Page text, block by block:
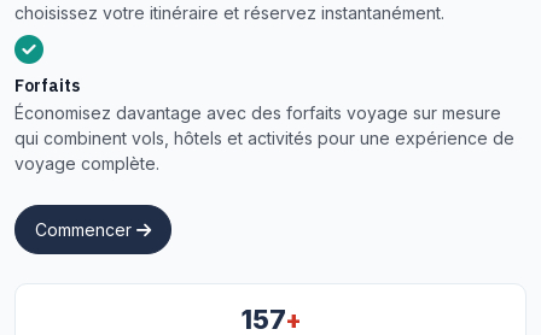
choisissez votre itinéraire et réservez instantanément.
Forfaits
Économisez davantage avec des forfaits voyage sur mesure
qui combinent vols, hôtels et activités pour une expérience de
voyage complète.
Commencer
157+